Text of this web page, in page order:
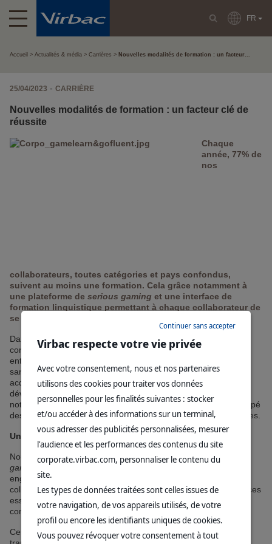
FR
Accueil Actualités & média Carrières Nouvelles modalités de formation : un facteur...
25/04/2023 - CARRIÈRE
Nouvelles modalités de formation : un facteur clé de
réussite
Chaque
année, 77% de
nos
collaborateurs, toutes catégories et pays confondus,
suivent au moins une formation. Cela grâce notamment à
une plateforme de serious gaming et une interface de
formation linguistique permettant à chaque collaborateur de
se former à son rythme.
Dans un monde en constante évolution, l’apprentissage en
continu est devenu le pilier incontournable du succès des
entreprises, en particulier dans le secteur très compétitif de la
santé animale. Chez Virbac, la formation ne se limite pas à
acquérir des compétences professionnelles, mais vise à
développer une culture de l’apprentissage continu au sein de
notre entreprise. C'est dans cet esprit que nous avons développé
des programmes de formation novateurs, digitaux et accessibles.
Une interface ludique facilitant les apprentissages
Nous collaborons notamment avec une plateforme deserious
gaming
qui transforme l'apprentissage en une expérience
engageante et immersive. Ces “jeux” permettent à nos
collaborateurs d'acquérir des connaissances et des compétences
essentielles de manière ludique, favorisant ainsi une meilleure
compréhension et rétention des informations.
Ces nouvelles modalités ayant fait leurs preuves, nous
Virbac respecte votre vie privée
Avec votre consentement, nous et nos partenaires
utilisons des cookies pour traiter vos données
personnelles pour les finalités suivantes : stocker
et/ou accéder à des informations sur un terminal,
vous adresser des publicités personnalisées, mesurer
l'audience et les performances des contenus du site
corporate.virbac.com, personnaliser le contenu du
site.
Les types de données traitées sont celles issues de
votre navigation, de vos appareils utilisés, de votre
profil ou encore les identifiants uniques de cookies.
Vous pouvez révoquer votre consentement à tout
Continuer sans accepter